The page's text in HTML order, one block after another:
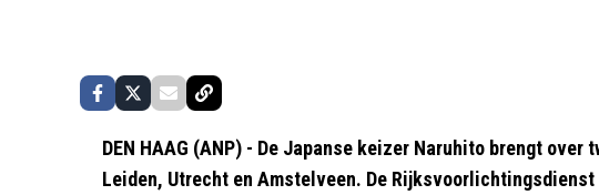
DEN HAAG (ANP) - De Japanse keizer Naruhito brengt over
Leiden, Utrecht en Amstelveen. De